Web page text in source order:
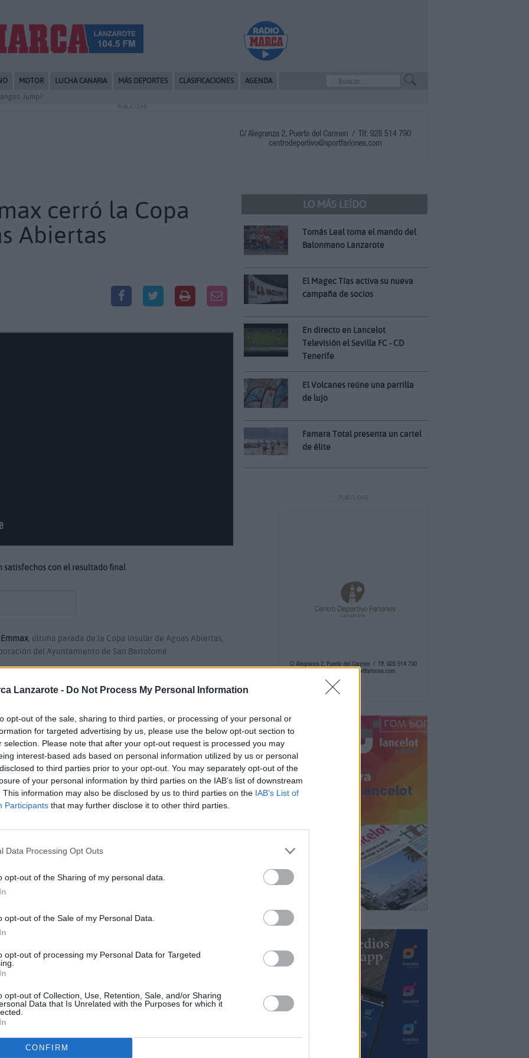
Lanzarote - Do Not Process My Personal Information
opt-out of the sale, sharing to third parties, or processing of your personal or
for targeted advertising by us, please use the below opt-out section to
selection. Please note that after your opt-out request is processed you may
interest-based ads based on personal information utilized by us or personal
to third parties prior to your opt-out. You may separately opt-out of the
of your personal information by third parties on the IAB’s list of downstream
This information may also be disclosed by us to third parties on the IAB’s List of
Participants that may further disclose it to other third parties.
Data Processing Opt Outs
opt-out of the Sharing of my personal data.
opt-out of the Sale of my Personal Data.
opt-out of processing my Personal Data for Targeted
opt-out of Collection, Use, Retention, Sale, and/or Sharing
Data that Is Unrelated with the Purposes for which it
CONFIRM
MOTOR LUCHA CANARIA MÁS DEPORTES CLASIFICACIONES
AGENDA
Jump?
PUBLICIDAD
cerró la Copa
Abiertas
satisfechos con el resultado final
, última parada de la Copa Insular de Aguas Abiertas,
del Ayuntamiento de San Bartolomé.
últimos en competir fueron los infantiles, junior y masters
que no se dejó sorprender en la última cita de la
minutos en finalizar, el segundo en llegar fue Óscar Martín
victoria final invirtiendo poco más de diecisiete minutos en
a la gran favorita, Sara González, el podio lo cerró Raquel
Abiertasque ha dejado a Alejandro Candela y a Sara
será este fin de semana el epicentro de la natación
de la Travesía de El Río.
ABIERTAS
LO MÁS LEÍDO
Tomás Leal toma el mando del
Balonmano Lanzarote
El Magec Tías activa su nueva
campaña de socios
En directo en Lancelot
Televisión el Sevilla FC - CD
Tenerife
El Volcanes reúne una parrilla
de lujo
Famara Total presenta un cartel
de élite
PUBLICIDAD